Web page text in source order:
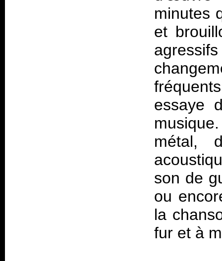
minutes
et
essaye
métal,
son de
ou
la